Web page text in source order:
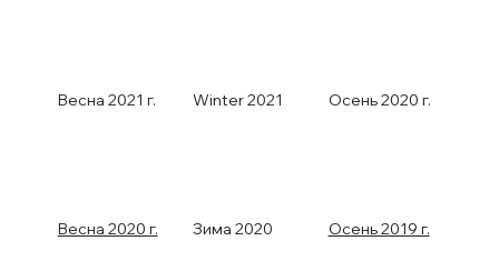
Весна 2021 г. Winter 2021 Осень 2020 г.
Весна 2020 г. Зима 2020 Осень 2019 г.